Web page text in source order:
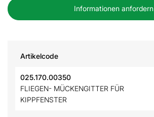
Informationen anfordern
Artikelcode
025.170.00350
FLIEGEN- MÜCKENGITTER FÜR
KIPPFENSTER